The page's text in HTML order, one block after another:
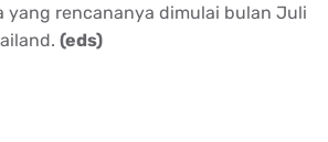
yang rencananya dimulai bulan Juli
(eds)